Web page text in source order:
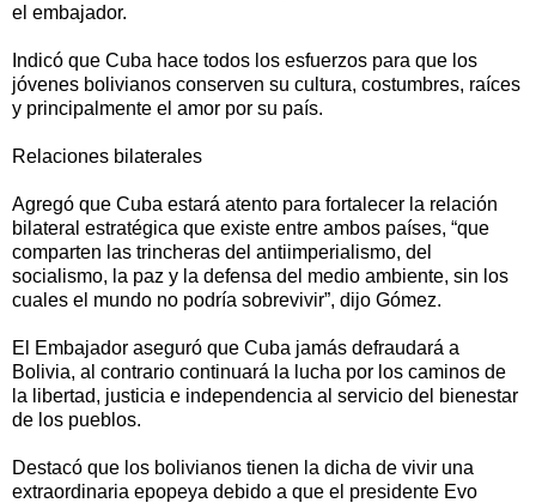
el embajador.
Indicó que Cuba hace todos los esfuerzos para que los
jóvenes bolivianos conserven su cultura, costumbres, raíces
y principalmente el amor por su país.
Relaciones bilaterales
Agregó que Cuba estará atento para fortalecer la relación
bilateral estratégica que existe entre ambos países, “que
comparten las trincheras del antiimperialismo, del
socialismo, la paz y la defensa del medio ambiente, sin los
cuales el mundo no podría sobrevivir”, dijo Gómez.
El Embajador aseguró que Cuba jamás defraudará a
Bolivia, al contrario continuará la lucha por los caminos de
la libertad, justicia e independencia al servicio del bienestar
de los pueblos.
Destacó que los bolivianos tienen la dicha de vivir una
extraordinaria epopeya debido a que el presidente Evo